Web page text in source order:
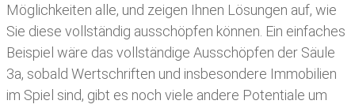
Möglichkeiten alle, und zeigen Ihnen Lösungen auf, wie
Sie diese vollständig ausschöpfen können. Ein einfaches
Beispiel wäre das vollständige Ausschöpfen der Säule
3a, sobald Wertschriften und insbesondere Immobilien
im Spiel sind, gibt es noch viele andere Potentiale um